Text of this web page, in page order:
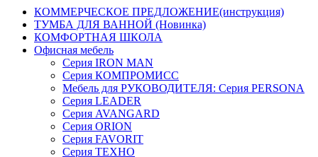
КОММЕРЧЕСКОЕ ПРЕДЛОЖЕНИЕ(инструкция)
ТУМБА ДЛЯ ВАННОЙ (Новинка)
КОМФОРТНАЯ ШКОЛА
Офисная мебель
Серия IRON MAN
Серия КОМПРОМИСС
Мебель для РУКОВОДИТЕЛЯ: Серия PERSONA
Серия LEADER
Серия AVANGARD
Серия ORION
Серия FAVORIT
Серия ТЕХНО